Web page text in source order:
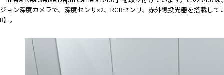
ジョン深度カメラで、深度センサ×2、RGBセンサ、赤外線投光器を搭載
8】。